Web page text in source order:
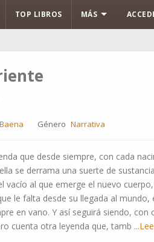
TOP LIBROS MÁS
Género Narrativa
que desde siempre, con cada
se derrama una suerte de
vacío al que emerge el nuevo
le falta desde su llegada al
en vano. Y así seguirá siendo,
cuenta otra leyenda que, tamb